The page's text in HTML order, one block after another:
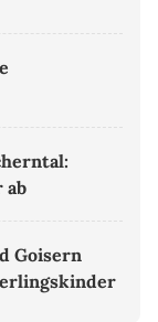
ab
Goisern